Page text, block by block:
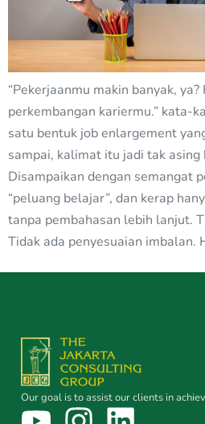
“Pekerjaanmu makin banyak,
perkembangan kariermu.” kata-
satu bentuk job enlargement
sampai, kalimat itu jadi tak asing
Disampaikan dengan semangat
“peluang belajar”, dan kerap
tanpa pembahasan lebih lanjut.
Tidak ada penyesuaian imbalan.
Our goal is to assist our clients in